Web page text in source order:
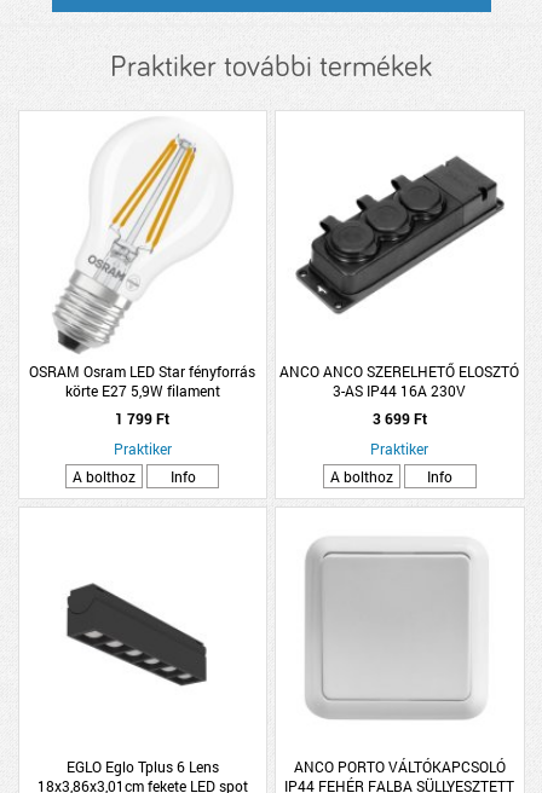
Praktiker további termékek
OSRAM Osram LED Star fényforrás
körte E27 5,9W filament
1 799 Ft
Praktiker
A bolthoz
Info
ANCO ANCO SZERELHETŐ ELOSZTÓ
3-AS IP44 16A 230V
CSAPÓFEDELES, GUMIS, FEKETE
3 699 Ft
Praktiker
A bolthoz
Info
EGLO Eglo Tplus 6 Lens
18x3,86x3,01cm fekete LED spot
ANCO PORTO VÁLTÓKAPCSOLÓ
IP44 FEHÉR FALBA SÜLLYESZTETT